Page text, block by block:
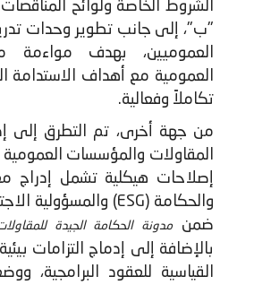
الشروط الخاصة ولوائح
"ب"، إلى جانب تطوير وحدات
العموميين، بهدف مواءمة
العمومية مع أهداف الاستدامة
تكاملاً وفعالية.
من جهة أخرى، تم التطرق إلى
إصلاحات هيكلية تشمل إدراج
ضمن
مدونة الحكامة الجيدة
بالإضافة إلى إدماج التزامات
القياسية للعقود البرامجية،